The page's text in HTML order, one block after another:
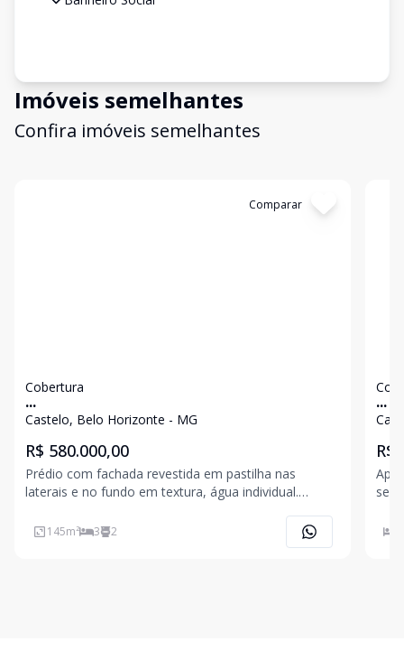
Imóveis semelhantes
Confira imóveis semelhantes
Comparar
Cobertura
...
Castelo, Belo Horizonte - MG
R$ 580.000,00
Prédio com fachada revestida em pastilha nas
laterais e no fundo em textura, água individual.
Andar: Sala para 02 ambientes piso em porcelanato,
sanca no teto em gesso, 02 quartos com armários,
145m² 3 2
...
R$